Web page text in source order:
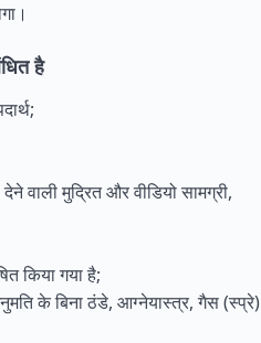
है
वाली मुद्रित और वीडियो सामग्री,
किया गया है;
के बिना ठंडे, आग्नेयास्त्र, गैस (स्प्रे)